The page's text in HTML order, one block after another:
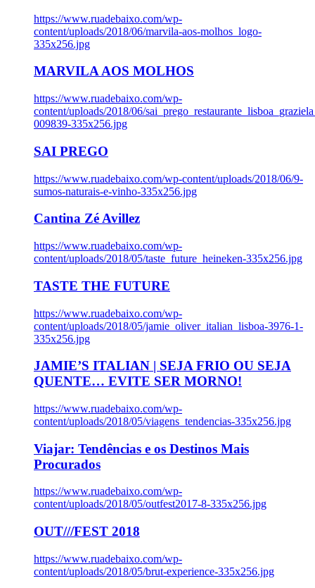
https://www.ruadebaixo.com/wp-
content/uploads/2018/06/marvila-aos-molhos_logo-
335x256.jpg
MARVILA AOS MOLHOS
https://www.ruadebaixo.com/wp-
content/uploads/2018/06/
009839-335x256.jpg
SAI PREGO
https://www.ruadebaixo.com/wp-content/uploads/2018/06/9-
sumos-naturais-e-vinho-335x256.jpg
Cantina Zé Avillez
https://www.ruadebaixo.com/wp-
content/uploads/2018/05/taste_future_heineken-335x256.jpg
TASTE THE FUTURE
https://www.ruadebaixo.com/wp-
content/uploads/2018/05/jamie_oliver_italian_lisboa-3976-1-
335x256.jpg
JAMIE’S ITALIAN | SEJA FRIO OU SEJA
QUENTE… EVITE SER MORNO!
https://www.ruadebaixo.com/wp-
content/uploads/2018/05/viagens_tendencias-335x256.jpg
Viajar: Tendências e os Destinos Mais
Procurados
https://www.ruadebaixo.com/wp-
content/uploads/2018/05/outfest2017-8-335x256.jpg
OUT///FEST 2018
https://www.ruadebaixo.com/wp-
content/uploads/2018/05/brut-experience-335x256.jpg